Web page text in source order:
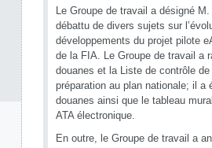
Le Groupe de travail a désigné
débattu de divers sujets sur
développements du projet pilote
de la FIA. Le Groupe de travail a
douanes et la Liste de contrôle
préparation au plan nationale; il a
douanes ainsi que le tableau
ATA électronique.
En outre, le Groupe de travail a